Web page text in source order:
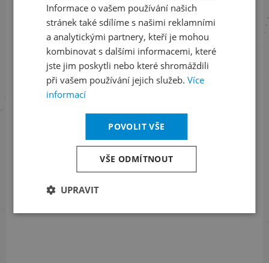
Informace o stavu objednávek
+420 461 049 232
Informace o programu
+420 257 310 414
Informace o vašem používání našich
stránek také sdílíme s našimi reklamními
a analytickými partnery, kteří je mohou
kombinovat s dalšími informacemi, které
jste jim poskytli nebo které shromáždili
při vašem používání jejich služeb. Více
informací
POVOLIT VŠE
VŠE ODMÍTNOUT
UPRAVIT